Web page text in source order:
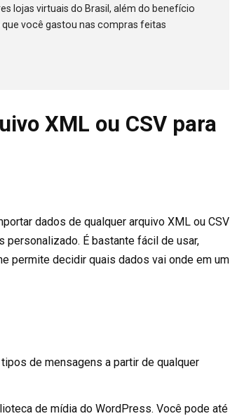
lojas virtuais do Brasil, além do benefício
que você gastou nas compras feitas
XML ou CSV para
dados de qualquer arquivo XML ou CSV
É bastante fácil de usar,
permite decidir quais dados vai onde em um
de mensagens a partir de qualquer
de mídia do WordPress. Você pode até